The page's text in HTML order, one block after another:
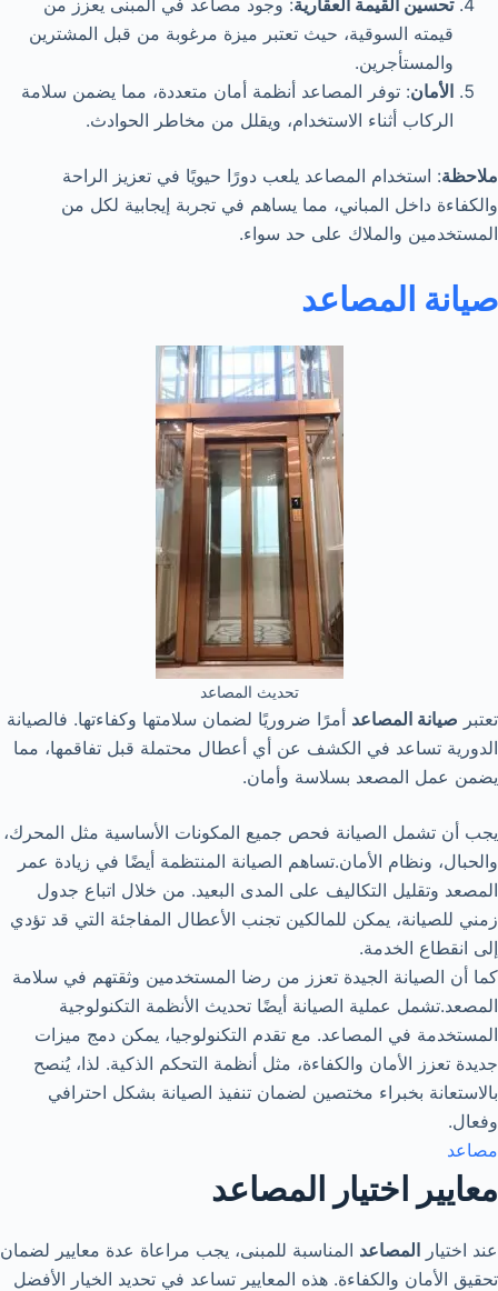
تحسين القيمة العقارية: وجود مصاعد في المبنى يعزز من
قيمته السوقية، حيث تعتبر ميزة مرغوبة من قبل المشترين
والمستأجرين.
الأمان: توفر المصاعد أنظمة أمان متعددة، مما يضمن سلامة
الركاب أثناء الاستخدام، ويقلل من مخاطر الحوادث.
ملاحظة: استخدام المصاعد يلعب دورًا حيويًا في تعزيز الراحة
والكفاءة داخل المباني، مما يساهم في تجربة إيجابية لكل من
المستخدمين والملاك على حد سواء.
صيانة المصاعد
تحديث المصاعد
تعتبر صيانة المصاعد أمرًا ضروريًا لضمان سلامتها وكفاءتها. فالصيانة
الدورية تساعد في الكشف عن أي أعطال محتملة قبل تفاقمها، مما
يضمن عمل المصعد بسلاسة وأمان.
يجب أن تشمل الصيانة فحص جميع المكونات الأساسية مثل المحرك،
والحبال، ونظام الأمان.تساهم الصيانة المنتظمة أيضًا في زيادة عمر
المصعد وتقليل التكاليف على المدى البعيد. من خلال اتباع جدول
زمني للصيانة، يمكن للمالكين تجنب الأعطال المفاجئة التي قد تؤدي
إلى انقطاع الخدمة.
كما أن الصيانة الجيدة تعزز من رضا المستخدمين وثقتهم في سلامة
المصعد.تشمل عملية الصيانة أيضًا تحديث الأنظمة التكنولوجية
المستخدمة في المصاعد. مع تقدم التكنولوجيا، يمكن دمج ميزات
جديدة تعزز الأمان والكفاءة، مثل أنظمة التحكم الذكية. لذا، يُنصح
بالاستعانة بخبراء مختصين لضمان تنفيذ الصيانة بشكل احترافي
وفعال.
مصاعد
معايير اختيار المصاعد
عند اختيار المصاعد المناسبة للمبنى، يجب مراعاة عدة معايير لضمان
تحقيق الأمان والكفاءة. هذه المعايير تساعد في تحديد الخيار الأفضل